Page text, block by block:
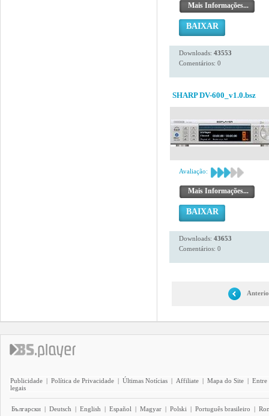
Mais Informações...
BAIXAR
Downloads: 43553
Comentários: 0
SHARP DV-600_v1.0.bsz
Avaliação:
Mais Informações...
BAIXAR
Downloads: 43653
Comentários: 0
Publicidade | Política de Privacidade | Últimas Notícias | Affiliate | Mapa do Site | Entre
legais
Български | Deutsch | English | Español | Magyar | Polski | Português brasileiro |